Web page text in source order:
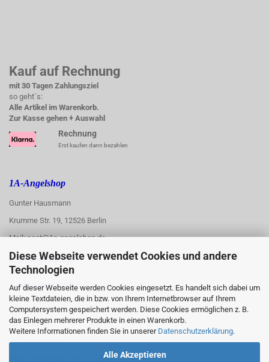
Diese Webseite verwendet Cookies und andere
Technologien
Auf dieser Webseite werden Cookies eingesetzt. Es handelt sich dabei um
kleine Textdateien, die in bzw. von Ihrem Internetbrowser auf Ihrem
Computersystem gespeichert werden. Diese Cookies ermöglichen z. B.
das Einlegen mehrerer Produkte in einen Warenkorb.
Weitere Informationen finden Sie in unserer Datenschutzerklärung.
Alle Akzeptieren
Kauf auf Rechnung
mit 30 Tagen Zahlungsziel
so geht´s:
Alle Artikel im Warenkorb.
Zur Kasse gehen + Auswahl
Rechnung
Erst kaufen dann bezahlen
1A-Angelshop
Gunter Hausmann
Krumme Str. 19, 12526 Berlin
Mail: post@1a-angelshop.de
1A-Angelshop-
Ladengeschäft::
Regattastr. 66
12527 Berlin
Tel.: 030/67890006
Mobil/WhatsApp: 0176 550 90 773